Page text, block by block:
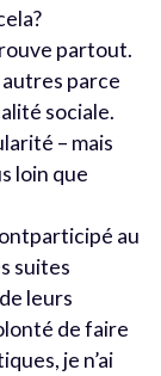
partout.
autres parce
sociale.
– mais
loin que
au
suites
leurs
de faire
je n’ai